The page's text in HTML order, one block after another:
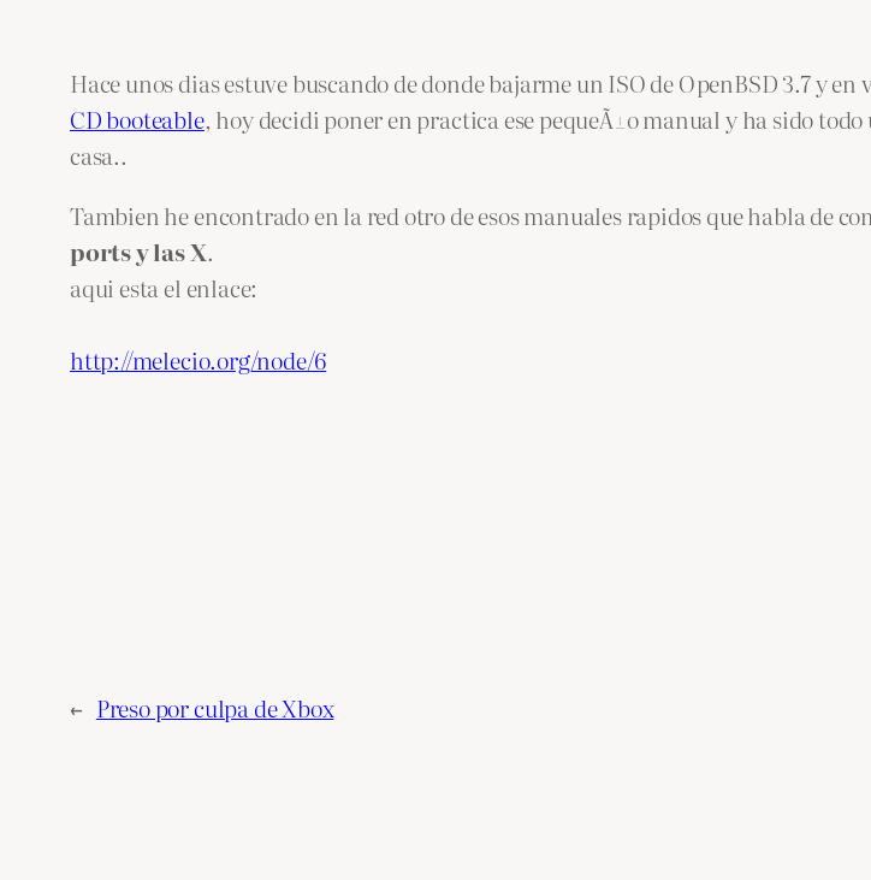
Hace unos dias estuve buscando de donde bajarme un ISO de OpenBSD 3.7 y
CD booteable, hoy decidi poner en practica ese pequeÃ±o manual y ha sido
casa..
Tambien he encontrado en la red otro de esos manuales rapidos que habla de
ports y las X.
aqui esta el enlace:
http://melecio.org/node/6
← Preso por culpa de Xbox